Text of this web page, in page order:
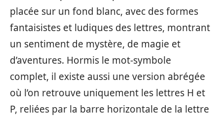
placée sur un fond blanc, avec des formes
fantaisistes et ludiques des lettres, montrant
un sentiment de mystère, de magie et
d’aventures. Hormis le mot-symbole
complet, il existe aussi une version abrégée
où l’on retrouve uniquement les lettres H et
P, reliées par la barre horizontale de la lettre